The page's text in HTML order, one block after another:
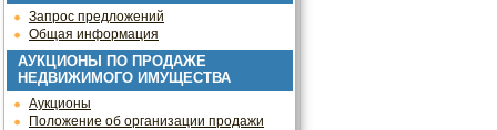
Запрос предложений
Общая информация
АУКЦИОНЫ ПО ПРОДАЖЕ
НЕДВИЖИМОГО ИМУЩЕСТВА
Аукционы
Положение об организации продажи